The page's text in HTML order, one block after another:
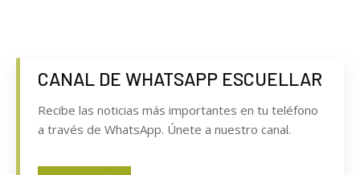
CANAL DE WHATSAPP ESCUELLAR
Recibe las noticias más importantes en tu teléfono
a través de WhatsApp. Únete a nuestro canal.